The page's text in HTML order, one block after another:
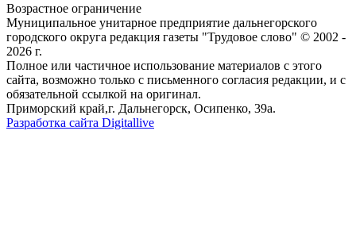
Возрастное ограничение
Муниципальное унитарное предприятие дальнегорского
городского округа редакция газеты "Трудовое слово" © 2002 -
2026 г.
Полное или частичное использование материалов с этого
сайта, возможно только с письменного согласия редакции, и с
обязательной ссылкой на оригинал.
Приморский край,г. Дальнегорск, Осипенко, 39а.
Разработка сайта Digitallive